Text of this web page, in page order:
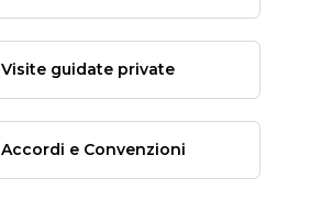
Visite guidate private
Accordi e Convenzioni